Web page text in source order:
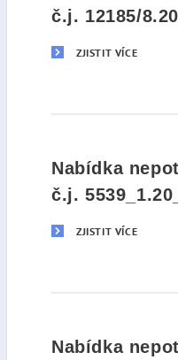
č.j. 12185/
ZJISTIT VÍCE
Nabídka
č.j.
ZJISTIT VÍCE
Nabídka